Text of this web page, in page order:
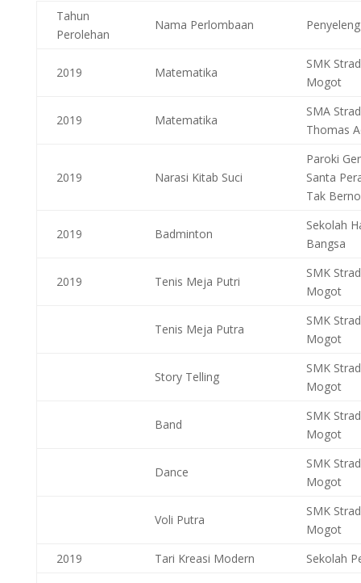
Tahun
Perolehan
Nama Perlombaan
2019 Matematika
SMK
Mogot
2019 Matematika
SMA
Thomas
2019 Narasi Kitab Suci
Paroki
Santa
Tak
2019 Badminton
Sekolah
Bangsa
2019 Tenis Meja Putri
SMK
Mogot
Tenis Meja Putra
SMK
Mogot
Story Telling
SMK
Mogot
Band
SMK
Mogot
Dance
SMK
Mogot
Voli Putra
SMK
Mogot
2019
Tari Kreasi Modern
Sekolah